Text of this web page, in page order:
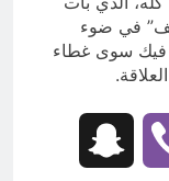
في ضوء
فيك سوى غطاء
Viber